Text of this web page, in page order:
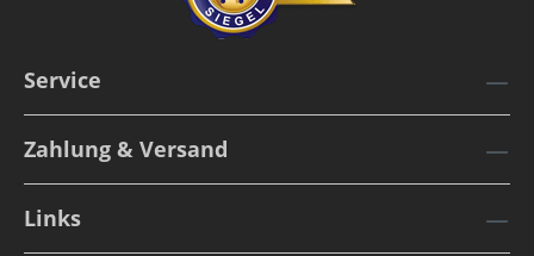
Service
Zahlung & Versand
Links